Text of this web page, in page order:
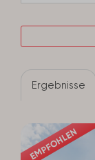
Ergebnisse
EMPFOHLEN